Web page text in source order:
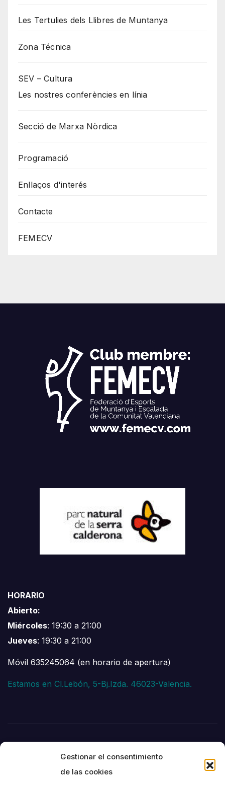
Gestionar el consentimiento
de las cookies
Les Tertulies dels Llibres de Muntanya
Zona Técnica
SEV – Cultura
Les nostres conferències en línia
Secció de Marxa Nòrdica
Programació
Enllaços d'interés
Contacte
FEMECV
HORARIO
Abierto:
Miércoles: 19:30 a 21:00
Jueves: 19:30 a 21:00
Móvil 635245064 (en horario de apertura)
Estamos en Cl.Lebón, 5-Bj.Izda. 46023-Valencia.